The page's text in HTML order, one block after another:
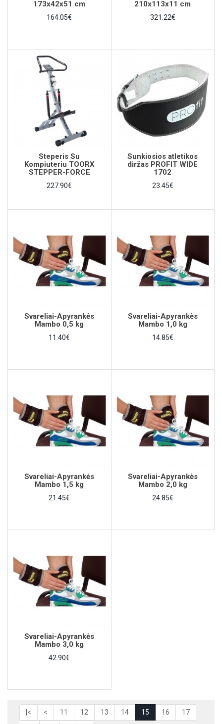
173x42x51 cm
164.05€
210x113x11 cm
321.22€
Steperis Su
Kompiuteriu TOORX
STEPPER-FORCE
227.90€
Sunkiosios atletikos
diržas PROFIT WIDE
1702
23.45€
Svareliai-Apyrankės
Mambo 0,5 kg
11.40€
Svareliai-Apyrankės
Mambo 1,0 kg
14.85€
Svareliai-Apyrankės
Mambo 1,5 kg
21.45€
Svareliai-Apyrankės
Mambo 2,0 kg
24.85€
Svareliai-Apyrankės
Mambo 3,0 kg
42.90€
|< < 11 12 13 14 15 16 17